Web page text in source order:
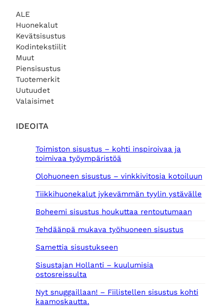
ALE
Huonekalut
Kevätsisustus
Kodintekstiilit
Muut
Piensisustus
Tuotemerkit
Uutuudet
Valaisimet
IDEOITA
Toimiston sisustus – kohti inspiroivaa ja
toimivaa työympäristöä
Olohuoneen sisustus – vinkkivitosia kotoiluun
Tiikkihuonekalut jykevämmän tyylin ystävälle
Boheemi sisustus houkuttaa rentoutumaan
Tehdäänpä mukava työhuoneen sisustus
Samettia sisustukseen
Sisustajan Hollanti – kuulumisia
ostosreissulta
Nyt snuggaillaan! – Fiilistellen sisustus kohti
kaamoskautta.